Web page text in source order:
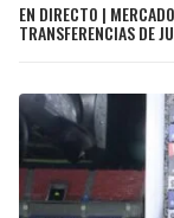
EN DIRECTO |
TRANSFERENCIAS DE